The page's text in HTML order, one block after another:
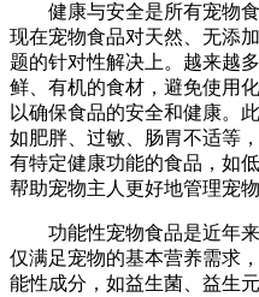
健康与安全是所有宠物食
现在宠物食品对天然、无添
题的针对性解决上。越来越
鲜、有机的食材，避免使用
以确保食品的安全和健康。
如肥胖、过敏、肠胃不适等
有特定健康功能的食品，如
帮助宠物主人更好地管理宠物
功能性宠物食品是近年来
仅满足宠物的基本营养需求
能性成分，如益生菌、益生